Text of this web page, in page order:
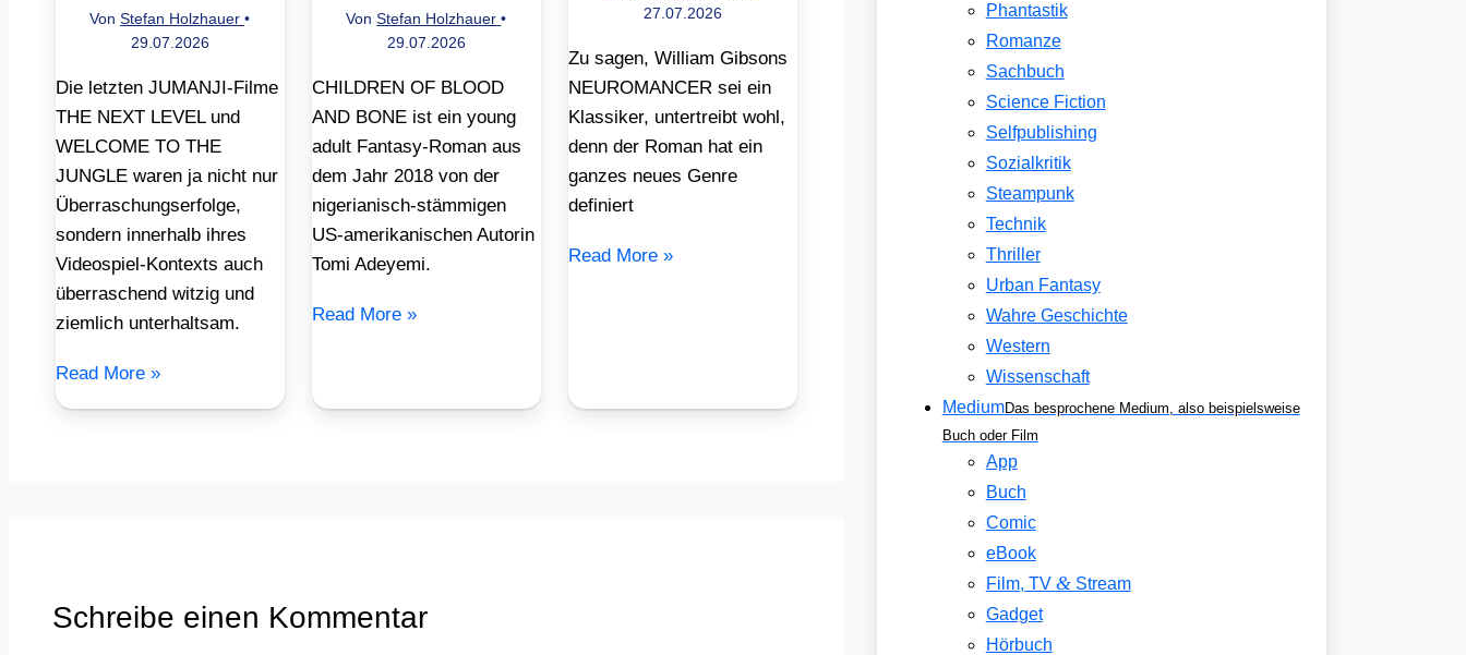
VonStefan Holzhauer•
29.07.2026
Die letzten JUMANJI-Filme
THE NEXT LEVEL und
WELCOME TO THE
JUNGLE waren ja nicht nur
Überraschungserfolge,
sondern innerhalb ihres
Videospiel-Kontexts auch
überraschend witzig und
ziemlich unterhaltsam.
Read More »
VonStefan Holzhauer•
29.07.2026
CHILDREN OF BLOOD
AND BONE ist ein young
adult Fantasy-Roman aus
dem Jahr 2018 von der
nigerianisch-stämmigen
US-amerikanischen Autorin
Tomi Adeyemi.
Read More »
27.07.2026
Zu sagen, William Gibsons
NEUROMANCER sei ein
Klassiker, untertreibt wohl,
denn der Roman hat ein
ganzes neues Genre
definiert
Read More »
Schreibe einen Kommentar
Phantastik
Romanze
Sachbuch
Science Fiction
Selfpublishing
Sozialkritik
Steampunk
Technik
Thriller
Urban Fantasy
Wahre Geschichte
Western
Wissenschaft
MediumDas besprochene Medium, also beispielsweise
Buch oder Film
App
Buch
Comic
eBook
Film, TV &Stream
Gadget
Hörbuch